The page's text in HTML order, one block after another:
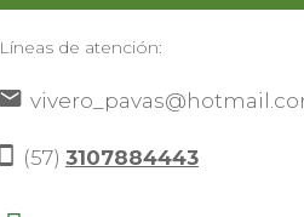
Líneas de atención:
(57) 3107884443